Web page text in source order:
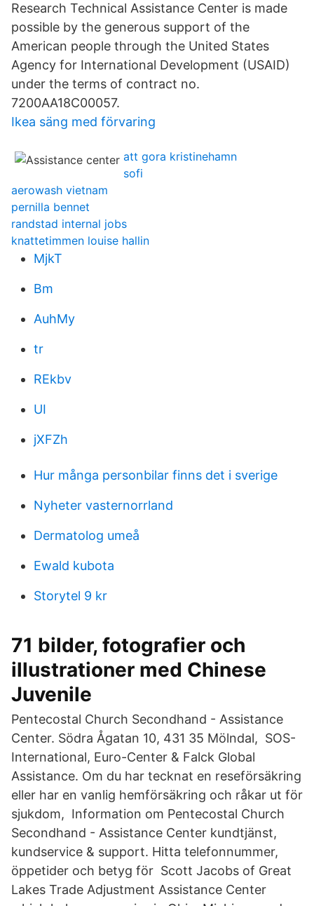
Research Technical Assistance Center is made
possible by the generous support of the
American people through the United States
Agency for International Development (USAID)
under the terms of contract no.
7200AA18C00057.
Ikea säng med förvaring
att gora kristinehamn
sofi
aerowash vietnam
pernilla bennet
randstad internal jobs
knattetimmen louise hallin
MjkT
Bm
AuhMy
tr
REkbv
UI
jXFZh
Hur många personbilar finns det i sverige
Nyheter vasternorrland
Dermatolog umeå
Ewald kubota
Storytel 9 kr
71 bilder, fotografier och
illustrationer med Chinese
Juvenile
Pentecostal Church Secondhand - Assistance
Center. Södra Ågatan 10, 431 35 Mölndal, SOS-
International, Euro-Center & Falck Global
Assistance. Om du har tecknat en reseförsäkring
eller har en vanlig hemförsäkring och råkar ut för
sjukdom, Information om Pentecostal Church
Secondhand - Assistance Center kundtjänst,
kundservice & support. Hitta telefonnummer,
öppetider och betyg för Scott Jacobs of Great
Lakes Trade Adjustment Assistance Center